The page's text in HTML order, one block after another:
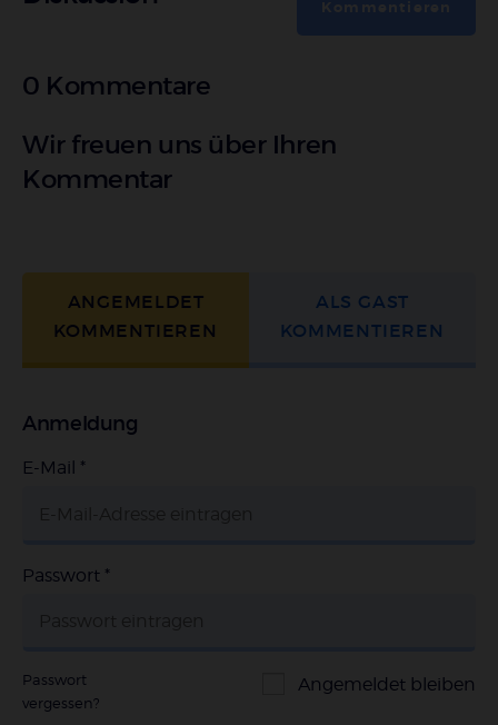
0 Kommentare
Wir freuen uns über Ihren
Kommentar
ANGEMELDET
KOMMENTIEREN
ALS GAST
KOMMENTIEREN
Anmeldung
E-Mail *
Passwort *
Passwort
vergessen?
Angemeldet bleiben